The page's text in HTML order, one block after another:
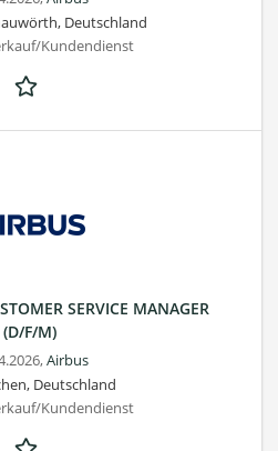
Deutschland
Kundendienst
SERVICE MANAGER
(D/F/M)
Airbus
Deutschland
Kundendienst